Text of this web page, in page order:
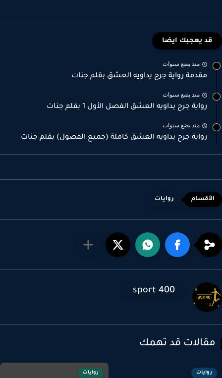
قد يعجبك ايضا
منذ بضع سنوات
مقدمة رواية جرح يداويه العشق بقلم جنات
منذ بضع سنوات
رواية جرح يداويه العشق الفصل الأول 1 بقلم جنات
منذ بضع سنوات
رواية جرح يداويه العشق كاملة (جميع الفصول) بقلم جنات
روايات
sport 400
قد تهمك
روايات روايات